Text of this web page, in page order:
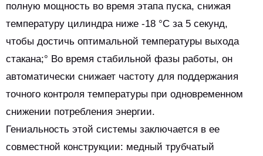
полную мощность во время этапа пуска, снижая
температуру цилиндра ниже -18 °C за 5 секунд,
чтобы достичь оптимальной температуры выхода
стакана;° Во время стабильной фазы работы, он
автоматически снижает частоту для поддержания
точного контроля температуры при одновременном
снижении потребления энергии.
Гениальность этой системы заключается в ее
совместной конструкции: медный трубчатый